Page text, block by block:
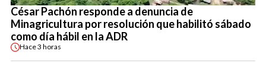
César Pachón responde a denuncia de
Minagricultura por resolución que habilitó sábado
como día hábil en la ADR
Hace3 horas